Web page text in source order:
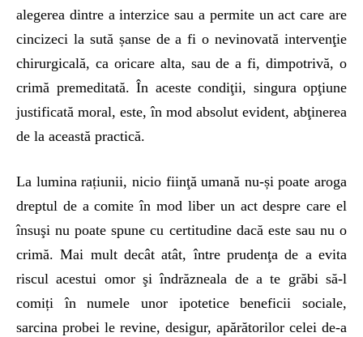
alegerea dintre a interzice sau a permite un act care are
cincizeci la sută șanse de a fi o nevinovată intervenţie
chirurgicală, ca oricare alta, sau de a fi, dimpotrivă, o
crimă premeditată. În aceste condiţii, singura opţiune
justificată moral, este, în mod absolut evident, abţinerea
de la această practică.
La lumina rațiunii, nicio fiinţă umană nu-și poate aroga
dreptul de a comite în mod liber un act despre care el
însuşi nu poate spune cu certitudine dacă este sau nu o
crimă. Mai mult decât atât, între prudenţa de a evita
riscul acestui omor şi îndrăzneala de a te grăbi să-l
comiți în numele unor ipotetice beneficii sociale,
sarcina probei le revine, desigur, apărătorilor celei de-a